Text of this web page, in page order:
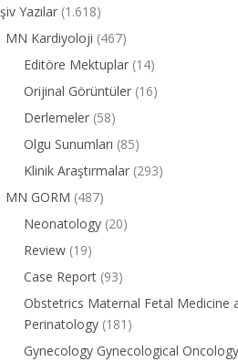
Yazılar (1.618)
MN Kardiyoloji (467)
Editöre Mektuplar (14)
Orijinal Görüntüler (16)
Derlemeler (58)
Olgu Sunumları (85)
Klinik Araştırmalar (293)
MN GORM (487)
Neonatology (20)
Review (19)
Case Report (93)
Obstetrics Maternal Fetal Medicine
Perinatology (181)
Gynecology Gynecological Oncology